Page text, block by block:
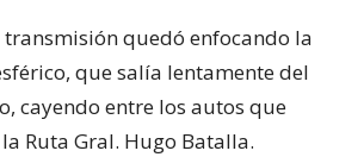
transmisión quedó enfocando la
que salía lentamente del
cayendo entre los autos que
Ruta Gral. Hugo Batalla.